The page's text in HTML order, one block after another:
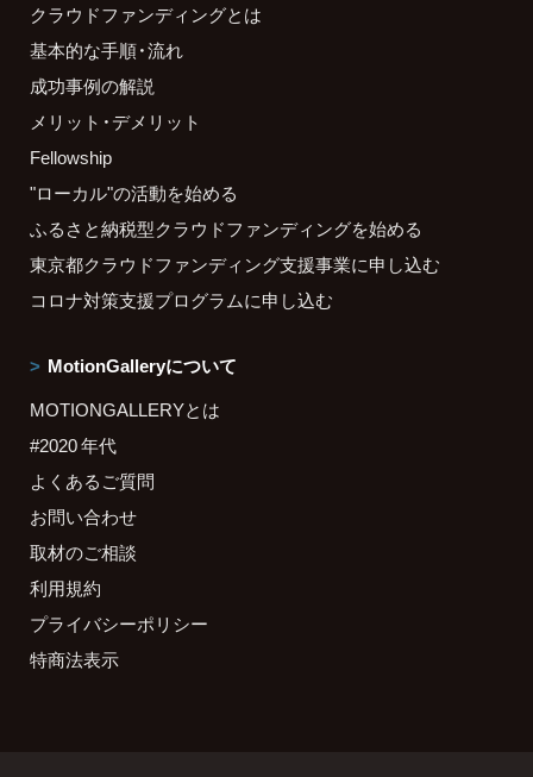
クラウドファンディングとは
基本的な手順・流れ
成功事例の解説
メリット・デメリット
Fellowship
"ローカル"の活動を始める
ふるさと納税型クラウドファンディングを始める
東京都クラウドファンディング支援事業に申し込む
コロナ対策支援プログラムに申し込む
MotionGalleryについて
MOTIONGALLERYとは
#2020 年代
よくあるご質問
お問い合わせ
取材のご相談
利用規約
プライバシーポリシー
特商法表示